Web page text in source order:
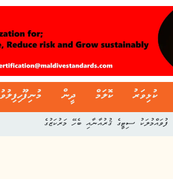
ކުޅިވަރު ކޮލަމް ދީން
ފުވައްމުލަކު ސިޓީގެ ޤުރުއާނާއި ބެހޭ މަރުކަޒުގެ